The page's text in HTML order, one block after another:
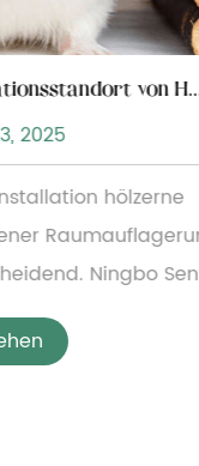
So wählen Sie den Installationsstandort von Holzkatzenmöbeln
Ningbo Sentian
Palette von
kleinen